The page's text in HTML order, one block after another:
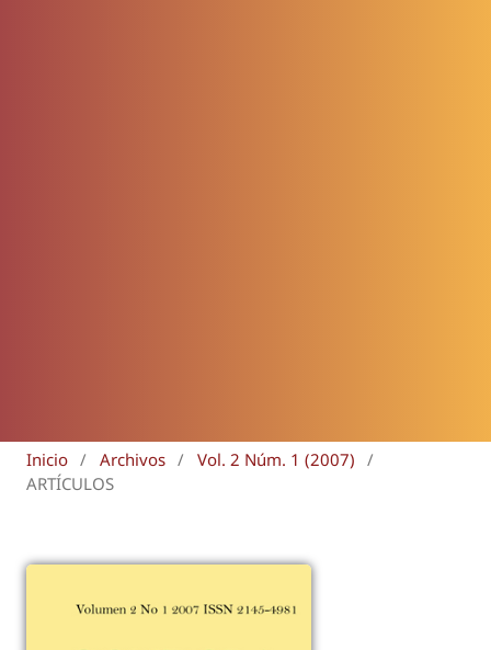
Inicio / Archivos / Vol. 2 Núm. 1 (2007)
/
ARTÍCULOS